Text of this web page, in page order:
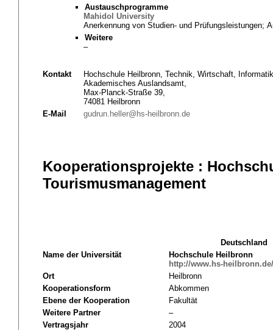
Austauschprogramme
Mahidol University
Anerkennung von Studien- und Prüfungsleistungen;
Weitere
–
Kontakt
Hochschule Heilbronn, Technik, Wirtschaft, Informatik
Akademisches Auslandsamt,
Max-Planck-Straße 39,
74081 Heilbronn
E-Mail
gudrun.heller@hs-heilbronn.de
Kooperationsprojekte :
Tourismusmanagement
Deutschland
Name der Universität
Hochschule Heilbronn
http://www.hs-heilbronn.de/
Ort
Heilbronn
Kooperationsform
Abkommen
Ebene der Kooperation
Fakultät
Weitere Partner
–
Vertragsjahr
2004